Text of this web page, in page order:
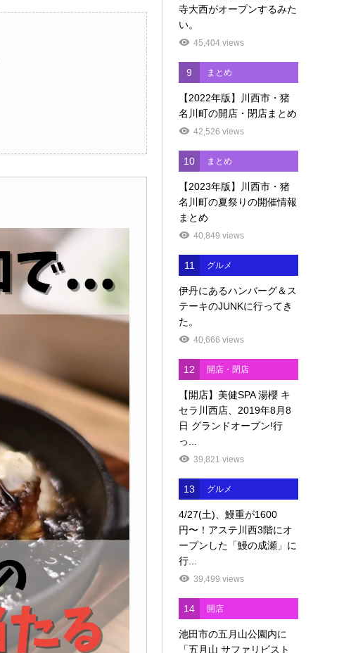
寺大西がオープンするみた
い。
45,404 views
9 まとめ
【2022年版】川西市・猪
名川町の開店・閉店まとめ
42,526 views
10 まとめ
【2023年版】川西市・猪
名川町の夏祭りの開催情報
まとめ
40,849 views
11 グルメ
伊丹にあるハンバーグ＆ス
テーキのJUNKに行ってき
た。
40,666 views
12 開店・閉店
【開店】美健SPA 湯櫻 キ
セラ川西店、2019年8月8
日 グランドオープン!行
っ...
39,821 views
13 グルメ
4/27(土)、鰻重が1600
円〜！アステ川西3階にオ
ープンした「鰻の成瀬」に
行...
39,499 views
14 開店
池田市の五月山公園内に
「五月山 サファリビスト